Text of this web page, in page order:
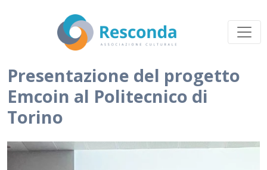
Presentazione del progetto
Emcoin al Politecnico di
Torino